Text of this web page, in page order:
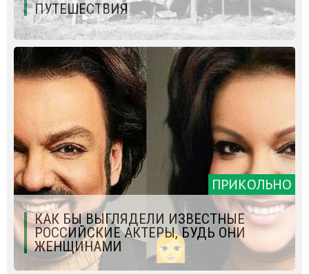
ПУТЕШЕСТВИЯ
ПРИКОЛЬНО
КАК БЫ ВЫГЛЯДЕЛИ ИЗВЕСТНЫЕ
РОССИЙСКИЕ АКТЕРЫ, БУДЬ ОНИ
ЖЕНЩИНАМИ